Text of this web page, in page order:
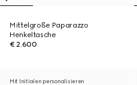
Mittelgroße Paparazzo
Henkeltasche
€ 2.600
Mit Initialen personalisieren